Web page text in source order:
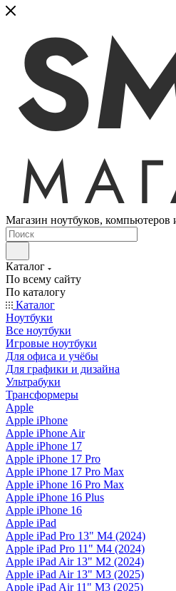
Магазин ноутбуков, компьютеров
Каталог
По всему сайту
По каталогу
Каталог
Ноутбуки
Все ноутбуки
Игровые ноутбуки
Для офиса и учёбы
Для графики и дизайна
Ультрабуки
Трансформеры
Apple
Apple iPhone
Apple iPhone Air
Apple iPhone 17
Apple iPhone 17 Pro
Apple iPhone 17 Pro Max
Apple iPhone 16 Pro Max
Apple iPhone 16 Plus
Apple iPhone 16
Apple iPad
Apple iPad Pro 13" M4 (2024)
Apple iPad Pro 11" M4 (2024)
Apple iPad Air 13" M2 (2024)
Apple iPad Air 13" M3 (2025)
Apple iPad Air 11" M3 (2025)